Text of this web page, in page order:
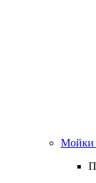
Мойки